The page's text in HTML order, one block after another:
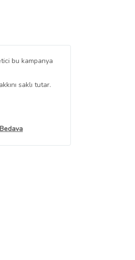
bu kampanya
saklı tutar.